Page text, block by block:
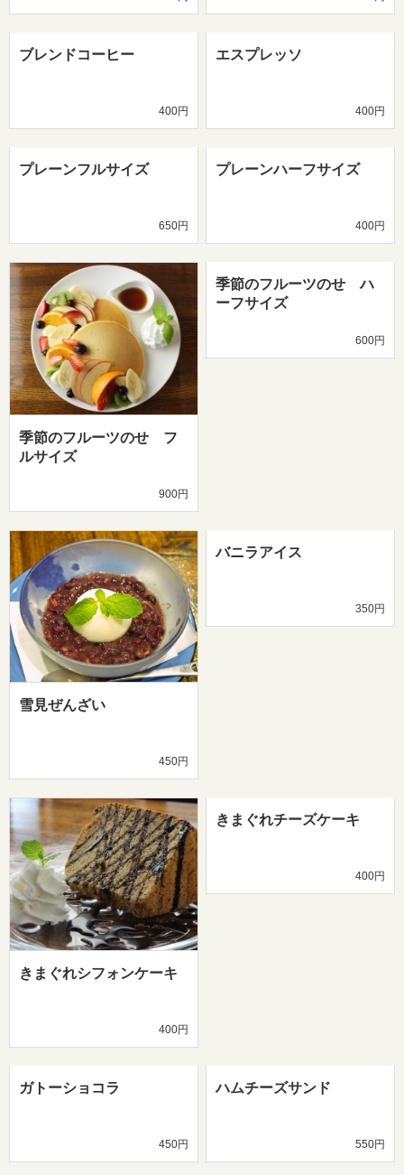
ブレンドコーヒー
400円
エスプレッソ
400円
プレーンフルサイズ
650円
プレーンハーフサイズ
400円
季節のフルーツのせ フ
ルサイズ
900円
季節のフルーツのせ ハ
ーフサイズ
600円
雪見ぜんざい
450円
バニラアイス
350円
きまぐれシフォンケーキ
400円
きまぐれチーズケーキ
400円
ガトーショコラ
450円
ハムチーズサンド
550円